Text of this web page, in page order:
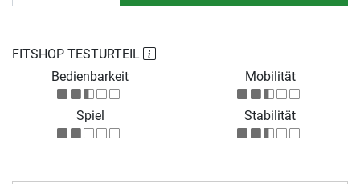
FITSHOP TESTURTEIL
Bedienbarkeit
Mobilität
Spiel Stabilität